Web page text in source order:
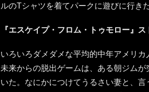
ルのTシャツを着てパークに遊びに行き
『エスケイプ・フロム・トゥモロー』ス
いろいろダメダメな平均的中年アメリ
未来からの脱出ゲームは、ある朝ジム
いた。なにかにつけてうるさい妻と、